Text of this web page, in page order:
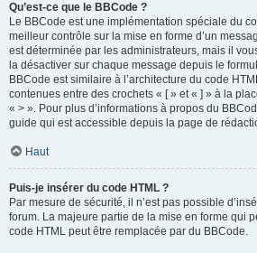
Qu’est-ce que le BBCode ?
Le BBCode est une implémentation spéciale du
meilleur contrôle sur la mise en forme d’un
est déterminée par les administrateurs, mais il
la désactiver sur chaque message depuis le
BBCode est similaire à l’architecture du code
contenues entre des crochets « [ » et « ] » à la
« > ». Pour plus d’informations à propos du
guide qui est accessible depuis la page de
Haut
Puis-je insérer du code HTML ?
Par mesure de sécurité, il n’est pas possible
forum. La majeure partie de la mise en forme qui
code HTML peut être remplacée par du BBCode.